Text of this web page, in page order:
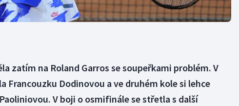
zatím na Roland Garros se soupeřkami problém. V
Francouzku Dodinovou a ve druhém kole si lehce
V boji o osmifinále se střetla s další